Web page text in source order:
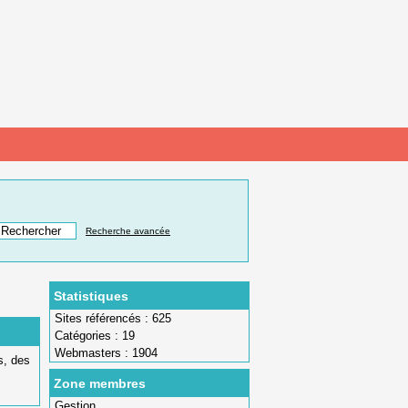
Recherche avancée
Statistiques
Sites référencés : 625
Catégories : 19
Webmasters : 1904
Zone membres
, des